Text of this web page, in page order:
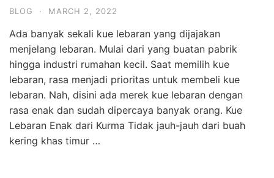
BLOG · MARCH 2, 2022
Ada banyak sekali kue lebaran yang dijajakan
menjelang lebaran. Mulai dari yang buatan pabrik
hingga industri rumahan kecil. Saat memilih kue
lebaran, rasa menjadi prioritas untuk membeli kue
lebaran. Nah, disini ada merek kue lebaran dengan
rasa enak dan sudah dipercaya banyak orang. Kue
Lebaran Enak dari Kurma Tidak jauh-jauh dari buah
kering khas timur …